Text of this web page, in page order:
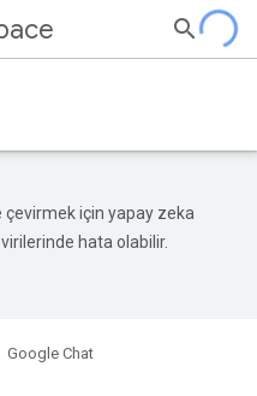
için yapay zeka
hata olabilir.
Google Chat